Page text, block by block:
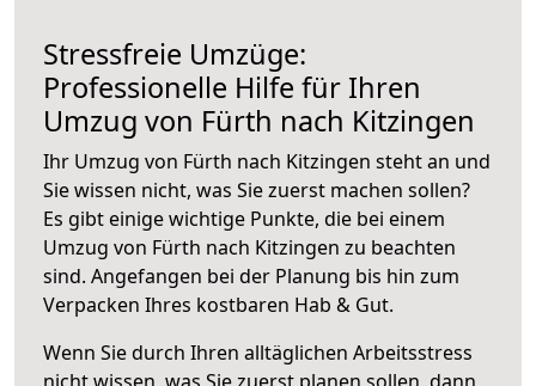
Stressfreie Umzüge:
Professionelle Hilfe für Ihren
Umzug von Fürth nach Kitzingen
Ihr Umzug von Fürth nach Kitzingen steht an und
Sie wissen nicht, was Sie zuerst machen sollen?
Es gibt einige wichtige Punkte, die bei einem
Umzug von Fürth nach Kitzingen zu beachten
sind. Angefangen bei der Planung bis hin zum
Verpacken Ihres kostbaren Hab & Gut.
Wenn Sie durch Ihren alltäglichen Arbeitsstress